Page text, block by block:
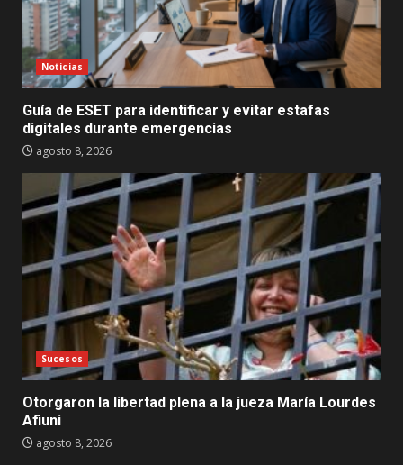
Noticias
Guía de ESET para identificar y evitar estafas
digitales durante emergencias
agosto 8, 2026
Sucesos
Otorgaron la libertad plena a la jueza María Lourdes
Afiuni
agosto 8, 2026